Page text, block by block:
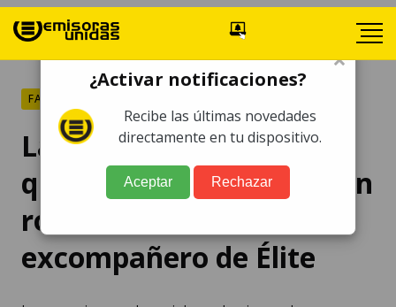
FARÁNDULA
La fotografía que revela
que Danna Paola tiene un
romance con
excompañero de Élite
×
¿Activar notificaciones?
Recibe las últimas novedades
directamente en tu dispositivo.
Aceptar Rechazar